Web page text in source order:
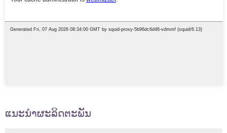
ແນະນໍາຜະລິດຕະພັນ